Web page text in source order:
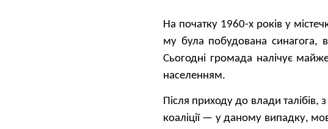
На початку 1960-х років у
му була побудована синагога,
Сьогодні громада налічує
населенням.
Після приходу до влади талібів,
коаліції — у даному випадку,